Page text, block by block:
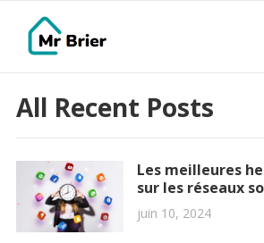
All Recent Posts
Les meilleures
sur les réseaux
juin 10, 2024